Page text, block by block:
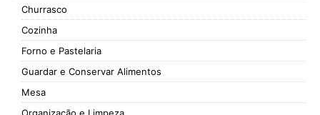
Churrasco
Cozinha
Forno e Pastelaria
Guardar e Conservar Alimentos
Mesa